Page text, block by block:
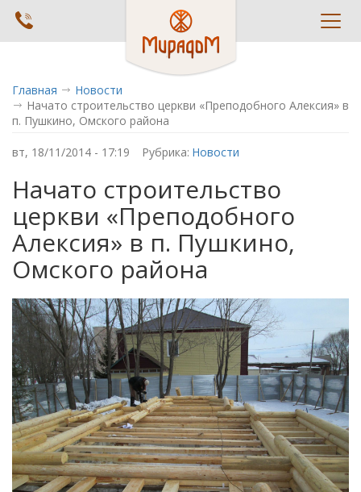
Главная
Новости
Начато строительство церкви «Преподобного Алексия» в
п. Пушкино, Омского района
вт, 18/11/2014 - 17:19 Рубрика: Новости
Начато строительство
церкви «Преподобного
Алексия» в п. Пушкино,
Омского района